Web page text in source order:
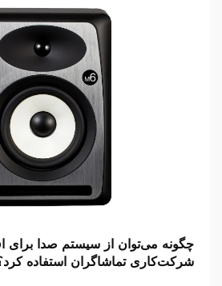
چگونه می‌توان از سیستم صدا
شرکت‌کاری تماشاگران استفاده